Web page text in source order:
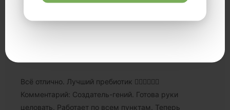
Всё отлично. Лучший пребиотик ❤️‍🔥❤️‍🔥❤️‍🔥
Комментарий: Создатель-гений. Готова руки
целовать. Работает по всем пунктам. Теперь